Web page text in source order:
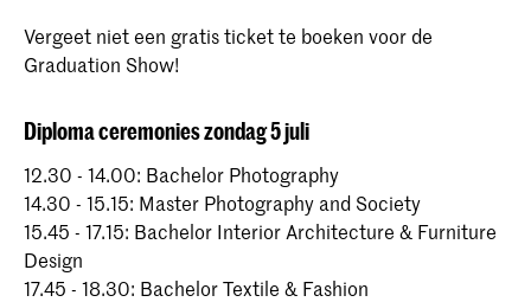
Vergeet niet een gratis ticket te boeken voor de
Graduation Show!
Diploma ceremonies zondag 5 juli
12.30 - 14.00: Bachelor Photography
14.30 - 15.15: Master Photography and Society
15.45 - 17.15: Bachelor Interior Architecture & Furniture
Design
17.45 - 18.30: Bachelor Textile & Fashion